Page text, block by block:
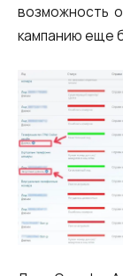
возможность
кампанию еще
Номер
Заказать
Ваше имя
Ваше имя
Ваше имя
Нужна
с